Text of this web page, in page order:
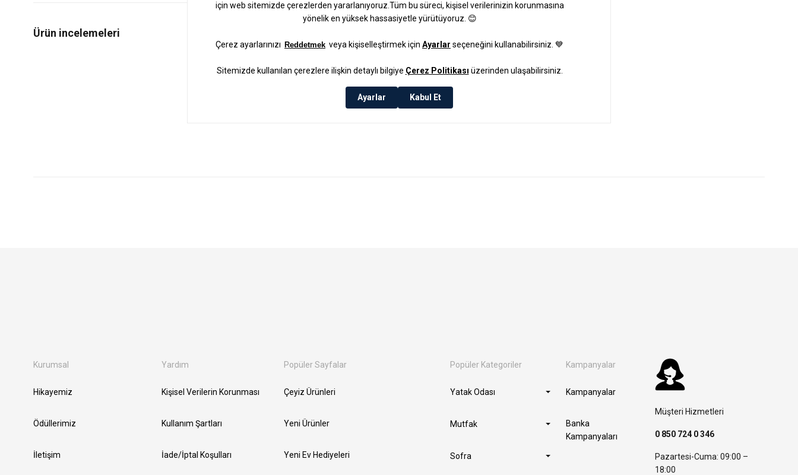
Kurumsal
Hikayemiz
Ödüllerimiz
İletişim
Yardım
Kişisel Verilerin Korunması
Kullanım Şartları
İade/İptal Koşulları
Popüler Sayfalar
Çeyiz Ürünleri
Yeni Ürünler
Yeni Ev Hediyeleri
Popüler Kategoriler
Yatak Odası
Mutfak
Sofra
Kampanyalar
Kampanyalar
Banka
Kampanyaları
Müşteri Hizmetleri
0 850 724 0 346
Pazartesi-Cuma: 09:00 –
18:00